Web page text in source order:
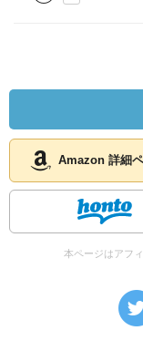
Amazon 詳細
本ページはアフ